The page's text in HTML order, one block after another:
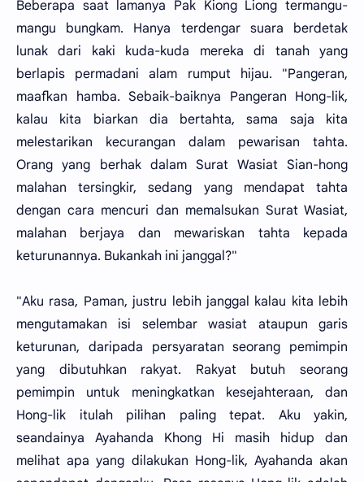
Beberapa saat lamanya Pak Kiong Liong termangu-
mangu bungkam. Hanya terdengar suara berdetak
lunak dari kaki kuda-kuda mereka di tanah yang
berlapis permadani alam rumput hijau. "Pangeran,
maafkan hamba. Sebaik-baiknya Pangeran Hong-lik,
kalau kita biarkan dia bertahta, sama saja kita
melestarikan kecurangan dalam pewarisan tahta.
Orang yang berhak dalam Surat Wasiat Sian-hong
malahan tersingkir, sedang yang mendapat tahta
dengan cara mencuri dan memalsukan Surat Wasiat,
malahan berjaya dan mewariskan tahta kepada
keturunannya. Bukankah ini janggal?"
"Aku rasa, Paman, justru lebih janggal kalau kita lebih
mengutamakan isi selembar wasiat ataupun garis
keturunan, daripada persyaratan seorang pemimpin
yang dibutuhkan rakyat. Rakyat butuh seorang
pemimpin untuk meningkatkan kesejahteraan, dan
Hong-lik itulah pilihan paling tepat. Aku yakin,
seandainya Ayahanda Khong Hi masih hidup dan
melihat apa yang dilakukan Hong-lik, Ayahanda akan